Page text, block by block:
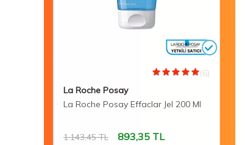
(6)
La Roche Posay
La Roche Posay Effaclar Jel 200 Ml
1.143,45TL 893,35 TL